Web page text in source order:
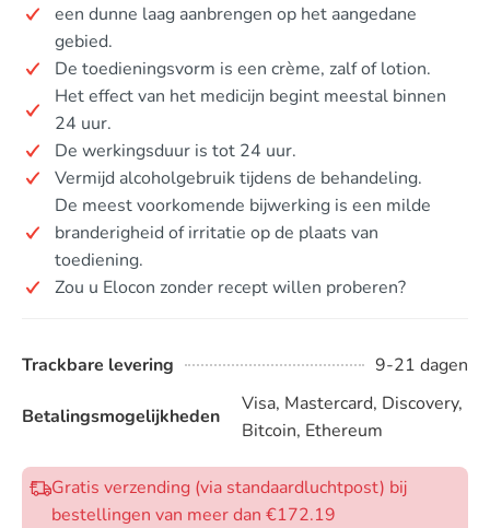
een dunne laag aanbrengen op het aangedane
gebied.
De toedieningsvorm is een crème, zalf of lotion.
Het effect van het medicijn begint meestal binnen
24 uur.
De werkingsduur is tot 24 uur.
Vermijd alcoholgebruik tijdens de behandeling.
De meest voorkomende bijwerking is een milde
branderigheid of irritatie op de plaats van
toediening.
Zou u Elocon zonder recept willen proberen?
Trackbare levering 9-21 dagen
Betalingsmogelijkheden
Visa, Mastercard, Discovery,
Bitcoin, Ethereum
Gratis verzending (via standaardluchtpost) bij
bestellingen van meer dan €172.19